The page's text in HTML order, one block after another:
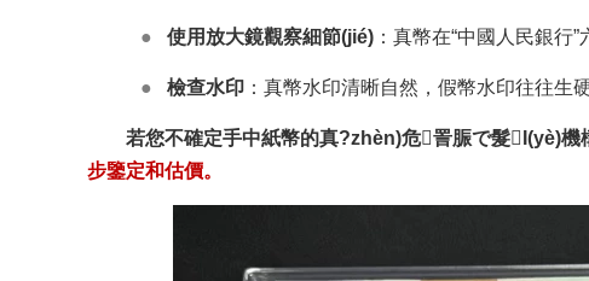
● 使用放大鏡觀察細節(jié) ：真幣在“中國人民銀行”
● 檢查水印 ：真幣水印清晰自然，假幣水印往往生
若您不確定手中紙幣的真?zhèn)危詈脤で髮I(yè)機構幫助
步鑒定和估價。